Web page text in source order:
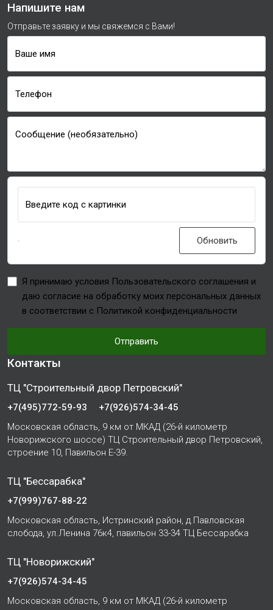
Напишите нам
Отправьте заявку и мы свяжемся с Вами!
Ваше имя
Телефон
Сообщение (необязательно)
Введите код с картинки
Обновить
Я принимаю условия Пользовательского соглашения и
даю согласие на обработку моих персональных данных
в соответствии с Политикой конфиденциальности
Отправить
Контакты
ТЦ "Строительный двор Петровский"
+7(495)772-59-93
+7(926)574-34-45
Московская область, 9 км от МКАД (26-й километр
Новорижского шоссе) ТЦ Строительный двор Петровский,
строение 10, Павильон Е-39.
ТЦ "Бессарабка"
+7(999)767-88-22
Московская область, Истринский район, д.Павловская
слобода, ул.Ленина 76к4, павильон 33-34 ТЦ Бессарабка
ТЦ "Новорижский"
+7(926)574-34-45
Московская область, 9 км от МКАД (26-й километр